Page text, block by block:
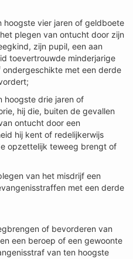
hoogste vier jaren of geldboete
plegen van ontucht door zijn
zijn pupil, een aan
toevertrouwde minderjarige
met een derde
hoogste drie jaren of
hij die, buiten de gevallen
ontucht door een
hij kent of redelijkerwijs
opzettelijk teweeg brengt of
van het misdrijf een
met een derde
of bevorderen van
een beroep of een gewoonte
van ten hoogste